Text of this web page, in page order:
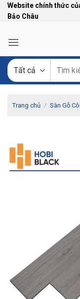
Bỏ
qua
dung
Website chính thức
Bảo Châu
kiếm:
Trang chủ / Sàn Gỗ